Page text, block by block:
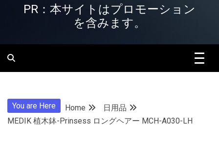
PR：本サイトはプロモーション
を含みます。
You are Here Home
日用品
MEDIK 植木鉢-Prinsess ロングヘアー MCH-A030-LH